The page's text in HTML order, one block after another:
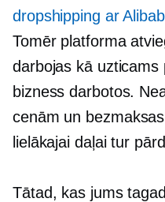
dropshipping ar
Tomēr platforma
darbojas kā uzticams
bizness darbotos.
cenām un
lielākajai daļai tur
Tātad, kas jums